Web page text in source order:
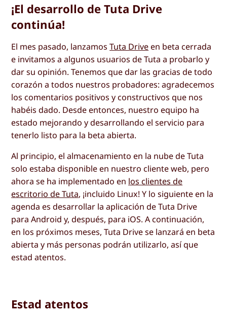
¡El desarrollo de Tuta Drive
continúa!
El mes pasado, lanzamosTuta Drive en beta cerrada
e invitamos a algunos usuarios de Tuta a probarlo y
dar su opinión. Tenemos que dar las gracias de todo
corazón a todos nuestros probadores: agradecemos
los comentarios positivos y constructivos que nos
habéis dado. Desde entonces, nuestro equipo ha
estado mejorando y desarrollando el servicio para
tenerlo listo para la beta abierta.
Al principio, el almacenamiento en la nube de Tuta
solo estaba disponible en nuestro cliente web, pero
ahora se ha implementado en los clientes de
escritorio de Tuta, ¡incluido Linux! Y lo siguiente en la
agenda es desarrollar la aplicación de Tuta Drive
para Android y, después, para iOS. A continuación,
en los próximos meses, Tuta Drive se lanzará en beta
abierta y más personas podrán utilizarlo, así que
estad atentos.
Estad atentos